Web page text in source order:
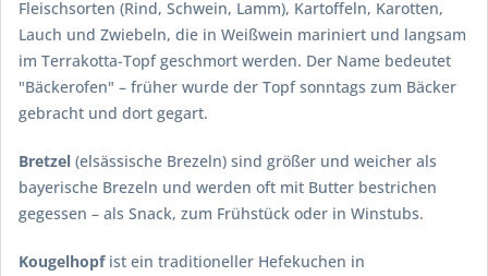
Fleischsorten (Rind, Schwein, Lamm), Kartoffeln, Karotten,
Lauch und Zwiebeln, die in Weißwein mariniert und langsam
im Terrakotta-Topf geschmort werden. Der Name bedeutet
"Bäckerofen" – früher wurde der Topf sonntags zum Bäcker
gebracht und dort gegart.
Bretzel (elsässische Brezeln) sind größer und weicher als
bayerische Brezeln und werden oft mit Butter bestrichen
gegessen – als Snack, zum Frühstück oder in Winstubs.
Kougelhopfist ein traditioneller Hefekuchen in